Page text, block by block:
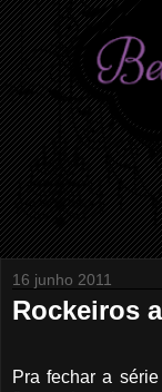
16 junho 2011
Rockeiros
Pra fechar a